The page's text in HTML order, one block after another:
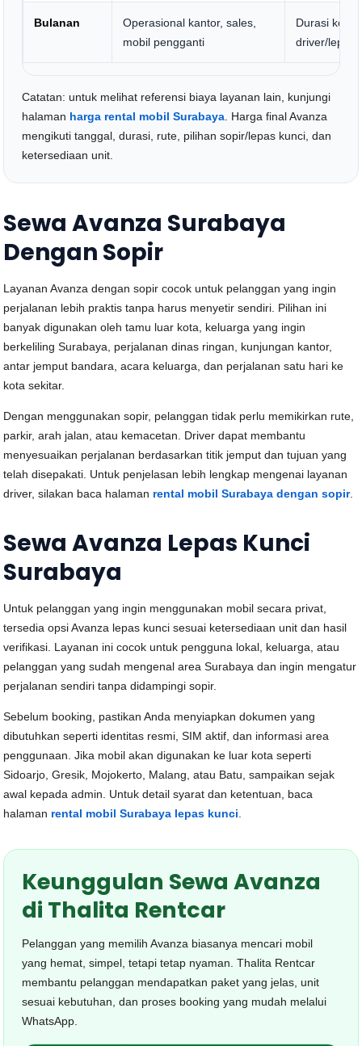
Bulanan
Operasional kantor, sales,
mobil pengganti
Durasi
driver/lepas
Catatan: untuk melihat referensi biaya layanan lain, kunjungi
halaman harga rental mobil Surabaya . Harga final Avanza
mengikuti tanggal, durasi, rute, pilihan sopir/lepas kunci, dan
ketersediaan unit.
Sewa Avanza Surabaya
Dengan Sopir
Layanan Avanza dengan sopir cocok untuk pelanggan yang ingin
perjalanan lebih praktis tanpa harus menyetir sendiri. Pilihan ini
banyak digunakan oleh tamu luar kota, keluarga yang ingin
berkeliling Surabaya, perjalanan dinas ringan, kunjungan kantor,
antar jemput bandara, acara keluarga, dan perjalanan satu hari ke
kota sekitar.
Dengan menggunakan sopir, pelanggan tidak perlu memikirkan rute,
parkir, arah jalan, atau kemacetan. Driver dapat membantu
menyesuaikan perjalanan berdasarkan titik jemput dan tujuan yang
telah disepakati. Untuk penjelasan lebih lengkap mengenai layanan
driver, silakan baca halaman rental mobil Surabaya dengan sopir.
Sewa Avanza Lepas Kunci
Surabaya
Untuk pelanggan yang ingin menggunakan mobil secara privat,
tersedia opsi Avanza lepas kunci sesuai ketersediaan unit dan hasil
verifikasi. Layanan ini cocok untuk pengguna lokal, keluarga, atau
pelanggan yang sudah mengenal area Surabaya dan ingin mengatur
perjalanan sendiri tanpa didampingi sopir.
Sebelum booking, pastikan Anda menyiapkan dokumen yang
dibutuhkan seperti identitas resmi, SIM aktif, dan informasi area
penggunaan. Jika mobil akan digunakan ke luar kota seperti
Sidoarjo, Gresik, Mojokerto, Malang, atau Batu, sampaikan sejak
awal kepada admin. Untuk detail syarat dan ketentuan, baca
halaman rental mobil Surabaya lepas kunci
Keunggulan Sewa Avanza
di Thalita Rentcar
Pelanggan yang memilih Avanza biasanya mencari mobil
yang hemat, simpel, tetapi tetap nyaman. Thalita Rentcar
membantu pelanggan mendapatkan paket yang jelas, unit
sesuai kebutuhan, dan proses booking yang mudah melalui
WhatsApp.